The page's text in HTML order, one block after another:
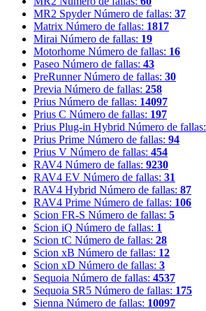
MR2 Spyder Número de fallas: 37
Matrix Número de fallas: 1817
Mirai Número de fallas: 19
Motorhome Número de fallas: 16
Paseo Número de fallas: 43
PreRunner Número de fallas: 30
Previa Número de fallas: 258
Prius Número de fallas: 14097
Prius C Número de fallas: 197
Prius Plug-in Hybrid Número de fallas:
Prius Prime Número de fallas: 94
Prius V Número de fallas: 454
RAV4 Número de fallas: 9230
RAV4 EV Número de fallas: 31
RAV4 Hybrid Número de fallas: 87
RAV4 Prime Número de fallas: 106
Scion FR-S Número de fallas: 5
Scion iQ Número de fallas: 1
Scion tC Número de fallas: 28
Scion xB Número de fallas: 12
Scion xD Número de fallas: 3
Sequoia Número de fallas: 4537
Sequoia SR5 Número de fallas: 175
Sienna Número de fallas: 10097